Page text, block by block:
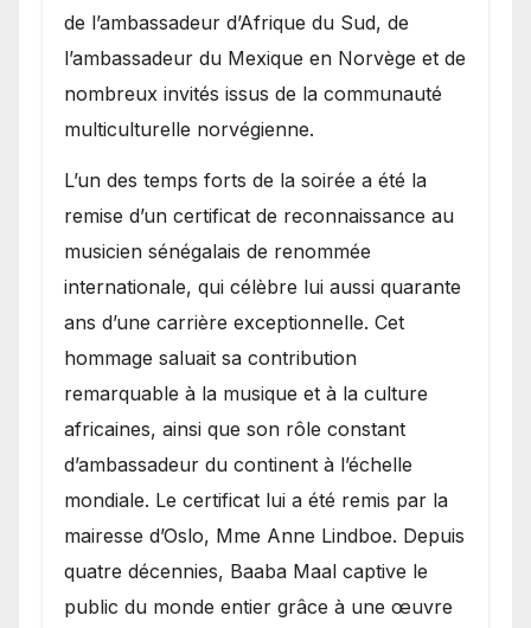
de l’ambassadeur d’Afrique du Sud, de
l’ambassadeur du Mexique en Norvège et de
nombreux invités issus de la communauté
multiculturelle norvégienne.
​L’un des temps forts de la soirée a été la
remise d’un certificat de reconnaissance au
musicien sénégalais de renommée
internationale, qui célèbre lui aussi quarante
ans d’une carrière exceptionnelle. Cet
hommage saluait sa contribution
remarquable à la musique et à la culture
africaines, ainsi que son rôle constant
d’ambassadeur du continent à l’échelle
mondiale. Le certificat lui a été remis par la
mairesse d’Oslo, Mme Anne Lindboe. Depuis
quatre décennies, Baaba Maal captive le
public du monde entier grâce à une œuvre